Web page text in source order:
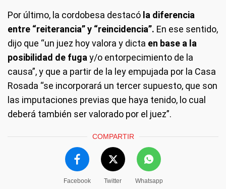
Por último, la cordobesa destacó la diferencia
entre “reiterancia” y “reincidencia”. En ese sentido,
dijo que “un juez hoy valora y dicta en base a la
posibilidad de fuga y/o entorpecimiento de la
causa”, y que a partir de la ley empujada por la Casa
Rosada “se incorporará un tercer supuesto, que son
las imputaciones previas que haya tenido, lo cual
deberá también ser valorado por el juez”.
COMPARTIR
Facebook Twitter Whatsapp